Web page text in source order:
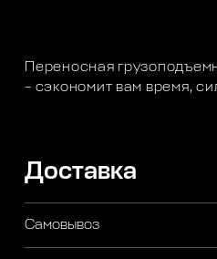
Переносная
– сэкономит вам время,
Доставка
Самовывоз